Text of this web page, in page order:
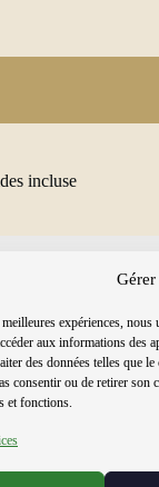
expériences, nous
aux informations des
des données telles que
consentir ou de retirer son
et fonctions.
incluse
• Tél. :